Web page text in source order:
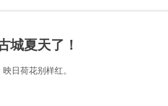
城夏天了！
日荷花别样红。